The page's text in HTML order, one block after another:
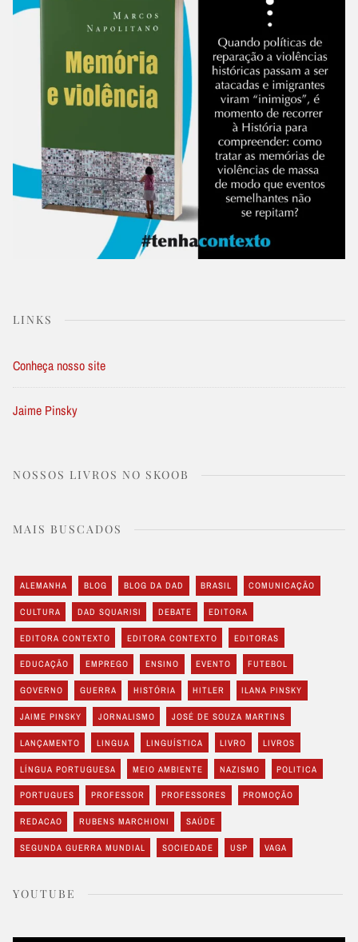
LINKS
Conheça nosso site
Jaime Pinsky
NOSSOS LIVROS NO SKOOB
MAIS BUSCADOS
ALEMANHA BLOG BLOG DA DAD BRASIL COMUNICAÇÃO
CULTURA DAD SQUARISI DEBATE EDITORA
EDITORA CONTEXTO EDITORA CONTEXTO EDITORAS
EDUCAÇÃO EMPREGO ENSINO EVENTO FUTEBOL
GOVERNO GUERRA HISTÓRIA HITLER ILANA PINSKY
JAIME PINSKY JORNALISMO JOSÉ DE SOUZA MARTINS
LANÇAMENTO LINGUA LINGUÍSTICA LIVRO LIVROS
LÍNGUA PORTUGUESA MEIO AMBIENTE NAZISMO POLITICA
PORTUGUES PROFESSOR PROFESSORES PROMOÇÃO
REDACAO RUBENS MARCHIONI SAÚDE
SEGUNDA GUERRA MUNDIAL SOCIEDADE USP VAGA
YOUTUBE